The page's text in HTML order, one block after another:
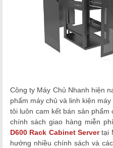
Công ty Máy Chủ Nhanh hiện
phẩm máy chủ và linh kiện máy
tôi luôn cam kết bán sản
chính sách giao hàng miễn
D600 Rack Cabinet Server tại
hưởng nhiều chính sách và